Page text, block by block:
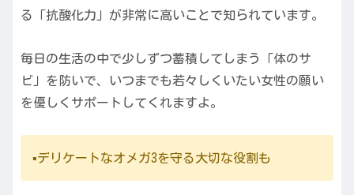
る「抗酸化力」が非常に高いことで知られています。
毎日の生活の中で少しずつ蓄積してしまう「体のサ
ビ」を防いで、いつまでも若々しくいたい女性の願い
を優しくサポートしてくれますよ。
▪️デリケートなオメガ3を守る大切な役割も